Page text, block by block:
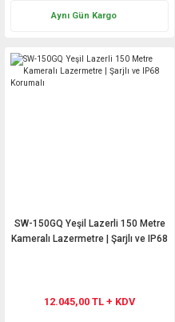
Aynı Gün Kargo
SW-150GQ Yeşil Lazerli 150 Metre
Kameralı Lazermetre | Şarjlı ve IP68
12.045,00 TL + KDV